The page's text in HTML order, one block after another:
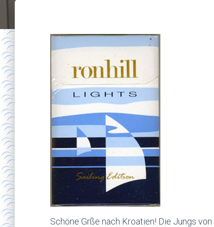
Schöne Grße nach Kroatien! Die Jungs von